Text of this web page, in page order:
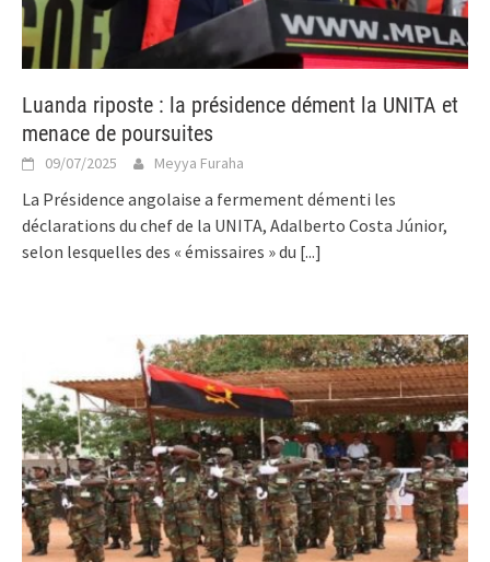
Luanda riposte : la présidence dément la UNITA et
menace de poursuites
09/07/2025 Meyya Furaha
La Présidence angolaise a fermement démenti les
déclarations du chef de la UNITA, Adalberto Costa Júnior,
selon lesquelles des « émissaires » du [...]